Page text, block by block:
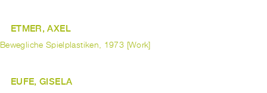
ETMER, AXEL
Bewegliche Spielplastiken, 1973 [Work]
EUFE, GISELA